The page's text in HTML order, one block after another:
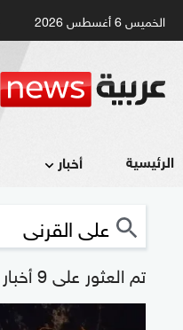
الخميس 6 أغسطس 2026
الرئيسية أخبار
تم العثور على 9 أخبار "علي القرني"